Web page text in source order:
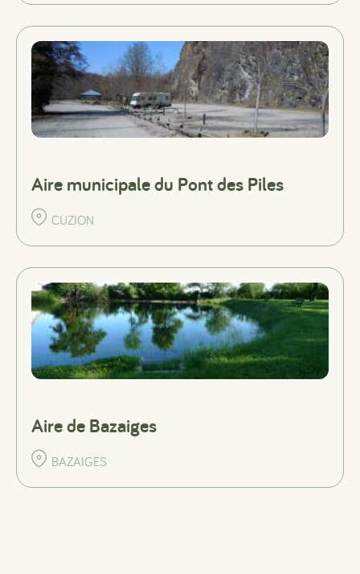
Aire municipale du Pont des Piles
CUZION
Aire de Bazaiges
BAZAIGES